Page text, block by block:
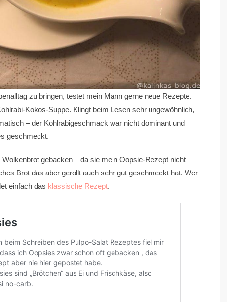
zu bringen, testet mein Mann gerne neue Rezepte.
Kokos-Suppe. Klingt beim Lesen sehr ungewöhnlich,
– der Kohlrabigeschmack war nicht dominant und
geschmeckt.
gebacken – da sie mein Oopsie-Rezept nicht
Brot das aber gerollt auch sehr gut geschmeckt hat. Wer
einfach das klassische Rezept.